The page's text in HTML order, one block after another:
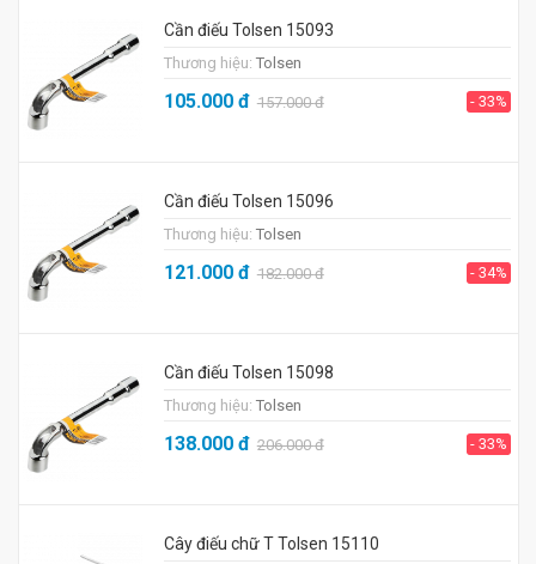
Cần điếu Tolsen 15093
Thương hiệu: Tolsen
105.000đ 157.000đ - 33%
Cần điếu Tolsen 15096
Thương hiệu: Tolsen
121.000đ 182.000đ - 34%
Cần điếu Tolsen 15098
Thương hiệu: Tolsen
138.000đ 206.000đ - 33%
Cây điếu chữ T Tolsen 15110